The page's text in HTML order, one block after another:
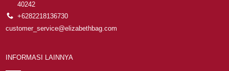
40242
+6282218136730
customer_service@elizabethbag.com
INFORMASI LAINNYA